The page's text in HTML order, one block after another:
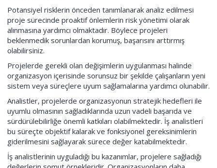
Potansiyel risklerin önceden tanımlanarak analiz edilmesi
proje sürecinde proaktif önlemlerin risk yönetimi olarak
alınmasına yardımcı olmaktadır. Böylece projeleri
beklenmedik sorunlardan korumuş, başarısını arttırmış
olabilirsiniz.
Projelerde gerekli olan değişimlerin uygulanması halinde
organizasyon içerisinde sorunsuz bir şekilde çalışanların yeni
sistem veya süreçlere uyum sağlamalarına yardımcı olunabilir.
Analistler, projelerde organizasyonun stratejik hedefleri ile
uyumlu olmasının sağladıklarında uzun vadeli başarıda ve
sürdürülebilirliğe önemli katkıları olabilmektedir. İş analistleri
bu süreçte objektif kalarak ve fonksiyonel gereksinimlerin
giderilmesini sağlayarak sürece değer katabilmektedir.
İş analistlerinin uyguladığı bu kazanımlar, projelere sağladığı